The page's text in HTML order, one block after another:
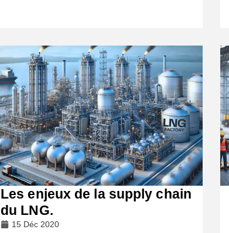
Les enjeux de la supply chain
du LNG.
15 Déc 2020